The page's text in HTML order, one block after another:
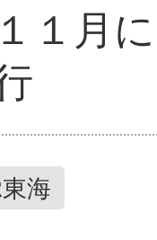
１月
東海